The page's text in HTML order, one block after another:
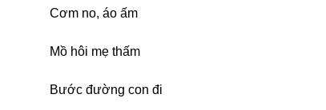
Cơm no, áo ấm
Mồ hôi mẹ thấm
Bước đường con đi